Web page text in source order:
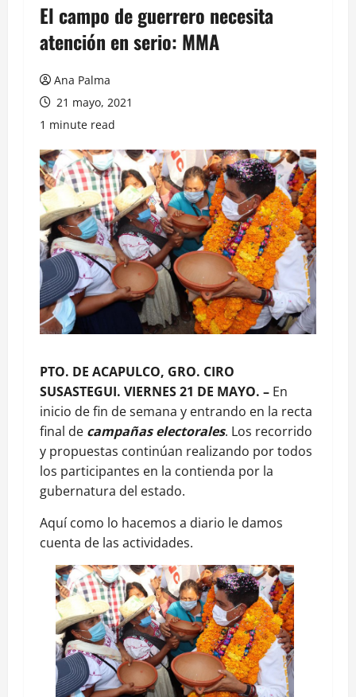
El campo de guerrero necesita
atención en serio: MMA
Ana Palma
21 mayo, 2021
1 minute read
PTO. DE ACAPULCO, GRO. CIRO
SUSASTEGUI. VIERNES 21 DE MAYO. – En
inicio de fin de semana y entrando en la recta
final de campañas electorales. Los recorrido
y propuestas continúan realizando por todos
los participantes en la contienda por la
gubernatura del estado.
Aquí como lo hacemos a diario le damos
cuenta de las actividades.